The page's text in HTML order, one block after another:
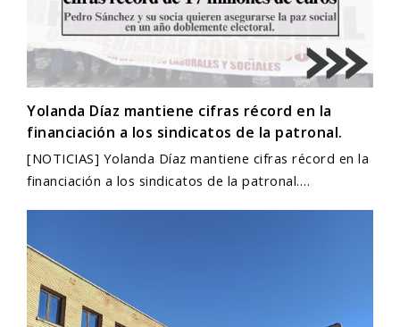
Yolanda Díaz mantiene cifras récord en la
financiación a los sindicatos de la patronal.
[NOTICIAS] Yolanda Díaz mantiene cifras récord en la
financiación a los sindicatos de la patronal.…